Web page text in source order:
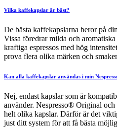
Vilka kaffekapslar är bäst?
De bästa kaffekapslarna beror på
Vissa föredrar milda och
kraftiga espressos med hög
prova flera olika märken och
Kan alla kaffekapslar användas i min
Nej, endast kapslar som är
använder. Nespresso® Original
helt olika kapslar. Därför är det
just ditt system för att få bästa